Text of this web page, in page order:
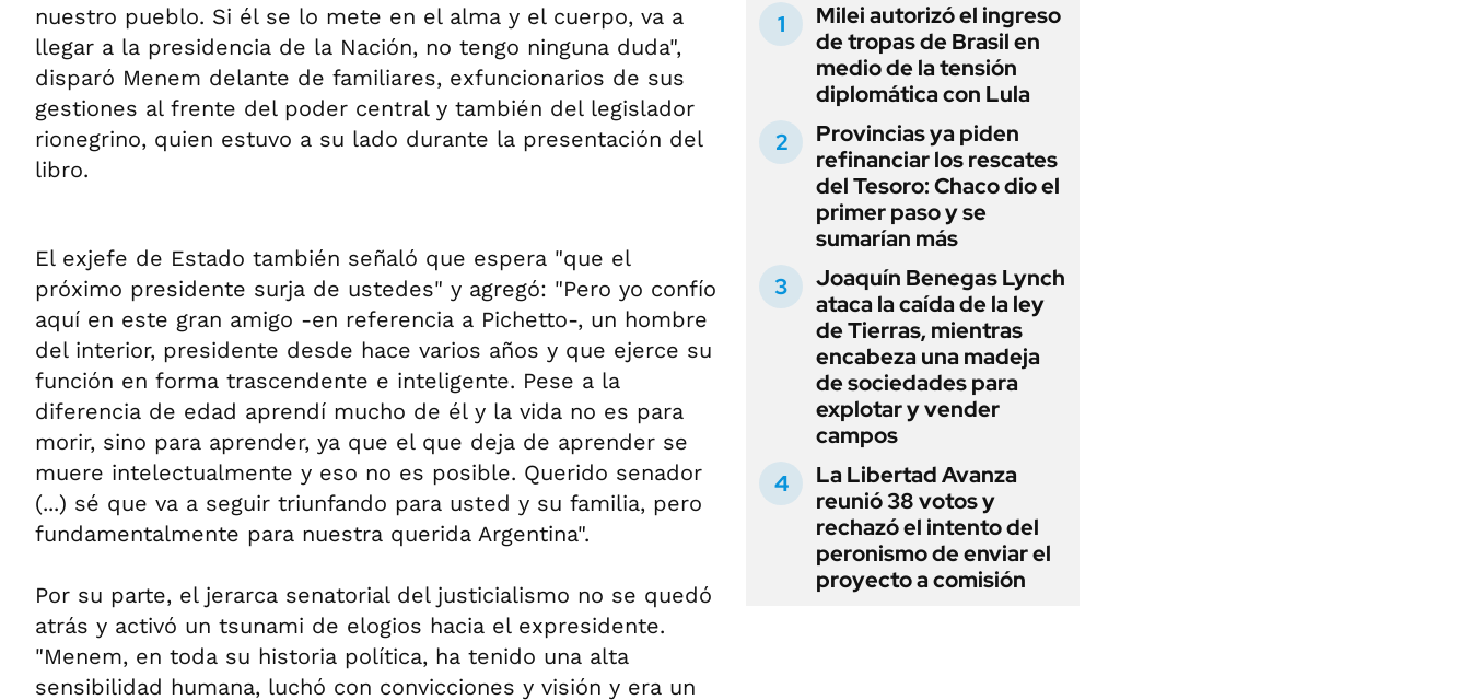
nuestro pueblo. Si él se lo mete en el alma y el cuerpo, va a
llegar a la presidencia de la Nación, no tengo ninguna duda",
disparó Menem delante de familiares, exfuncionarios de sus
gestiones al frente del poder central y también del legislador
rionegrino, quien estuvo a su lado durante la presentación del
libro.
El exjefe de Estado también señaló que espera "que el
próximo presidente surja de ustedes" y agregó: "Pero yo confío
aquí en este gran amigo -en referencia a Pichetto-, un hombre
del interior, presidente desde hace varios años y que ejerce su
función en forma trascendente e inteligente. Pese a la
diferencia de edad aprendí mucho de él y la vida no es para
morir, sino para aprender, ya que el que deja de aprender se
muere intelectualmente y eso no es posible. Querido senador
(...) sé que va a seguir triunfando para usted y su familia, pero
fundamentalmente para nuestra querida Argentina".
Por su parte, el jerarca senatorial del justicialismo no se quedó
atrás y activó un tsunami de elogios hacia el expresidente.
"Menem, en toda su historia política, ha tenido una alta
sensibilidad humana, luchó con convicciones y visión y era un
Milei autorizó el ingreso
de tropas de Brasil en
medio de la tensión
diplomática con Lula
Provincias ya piden
refinanciar los rescates
del Tesoro: Chaco dio el
primer paso y se
sumarían más
Joaquín Benegas Lynch
ataca la caída de la ley
de Tierras, mientras
encabeza una madeja
de sociedades para
explotar y vender
campos
La Libertad Avanza
reunió 38 votos y
rechazó el intento del
peronismo de enviar el
proyecto a comisión